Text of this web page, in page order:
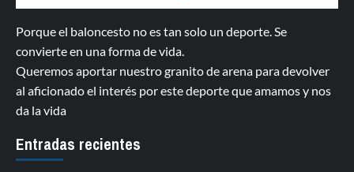
Porque el baloncesto no es tan solo un deporte. Se
convierte en una forma de vida.
Queremos aportar nuestro granito de arena para devolver
al aficionado el interés por este deporte que amamos y nos
da la vida
Entradas recientes